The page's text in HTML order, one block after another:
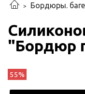
Бордюры.
"Бордюр
55%